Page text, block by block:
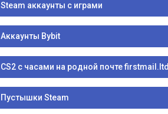
Steam аккаунты с играми
Аккаунты Bybit
CS2 с часами на родной почте
Пустышки Steam